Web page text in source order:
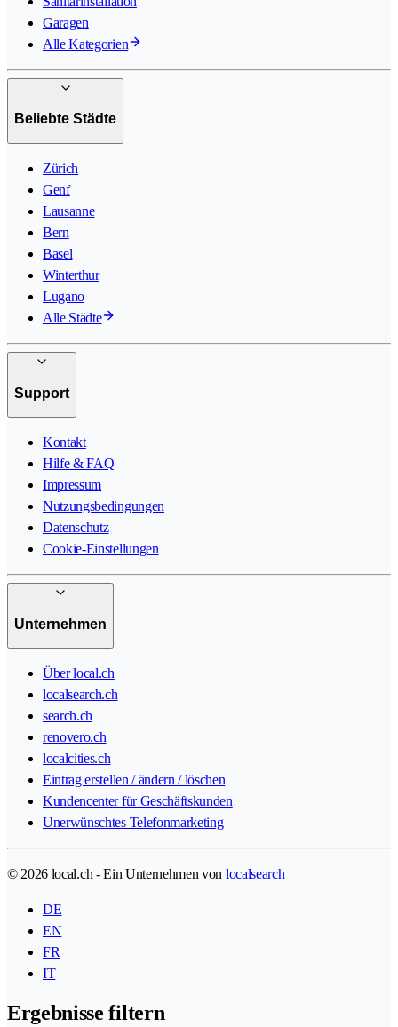
Garagen
Alle Kategorien
Beliebte Städte
Zürich
Genf
Lausanne
Bern
Basel
Winterthur
Lugano
Alle Städte
Support
Kontakt
Hilfe & FAQ
Impressum
Nutzungsbedingungen
Datenschutz
Cookie-Einstellungen
Unternehmen
Über local.ch
localsearch.ch
search.ch
renovero.ch
localcities.ch
Eintrag erstellen / ändern / löschen
Kundencenter für Geschäftskunden
Unerwünschtes Telefonmarketing
© 2026 local.ch - Ein Unternehmen von localsearch
DE
EN
FR
IT
Ergebnisse filtern